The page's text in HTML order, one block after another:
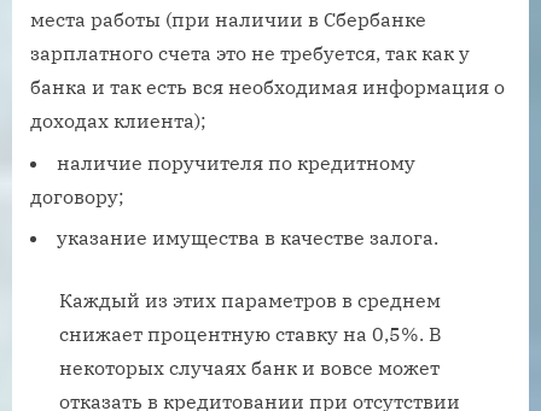
места работы (при наличии в Сбербанке
зарплатного счета это не требуется, так как у
банка и так есть вся необходимая информация о
доходах клиента);
наличие поручителя по кредитному
договору;
указание имущества в качестве залога.
Каждый из этих параметров в среднем
снижает процентную ставку на 0,5%. В
некоторых случаях банк и вовсе может
отказать в кредитовании при отсутствии